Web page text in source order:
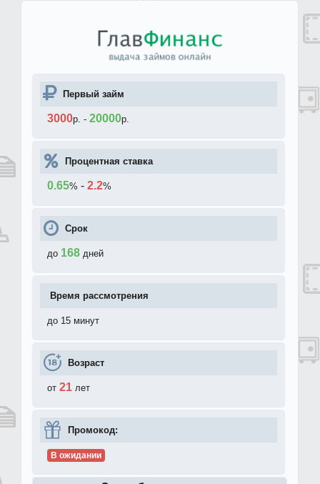
Первый займ
3000р. - 20000р.
Процентная ставка
0.65% - 2.2%
Срок
до 168 дней
Время рассмотрения
до 15 минут
Возраст
от 21 лет
Промокод:
В ожидании